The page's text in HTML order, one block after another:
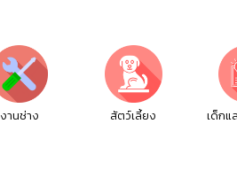
งานช่าง สัตว์เลี้ยง เด็กแ